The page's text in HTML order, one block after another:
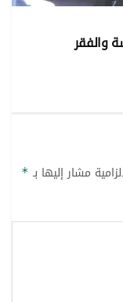
والفقر
مشار إليها بـ *